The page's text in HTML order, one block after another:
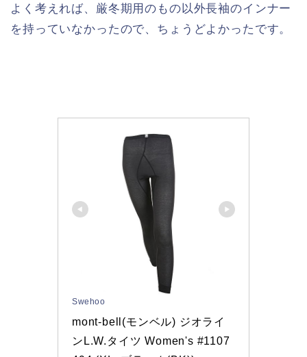
よく考えれば、厳冬期用のもの以外長袖のインナー
を持っていなかったので、ちょうどよかったです。
Swehoo
mont-bell(モンベル) ジオライ
ンL.W.タイツ Women's #1107